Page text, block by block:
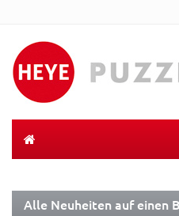
Alle Neuheiten auf einen